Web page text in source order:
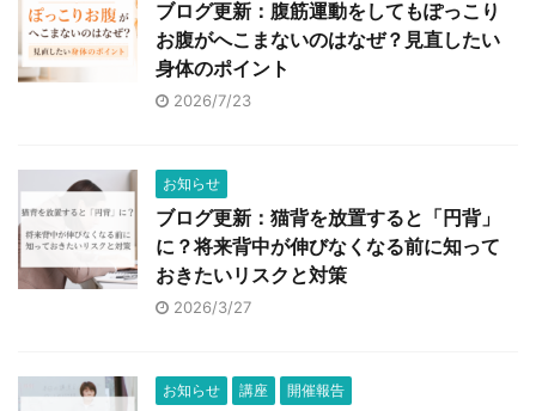
ブログ更新：腹筋運動をしてもぽっこり
お腹がへこまないのはなぜ？見直したい
身体のポイント
2026/7/23
お知らせ
ブログ更新：猫背を放置すると「円背」
に？将来背中が伸びなくなる前に知って
おきたいリスクと対策
2026/3/27
お知らせ 講座 開催報告